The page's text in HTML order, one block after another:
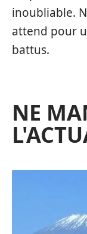
inoubliable.
attend pour
battus.
NE